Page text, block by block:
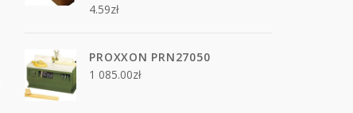
4.59zł
PROXXON PRN27050
1 085.00zł